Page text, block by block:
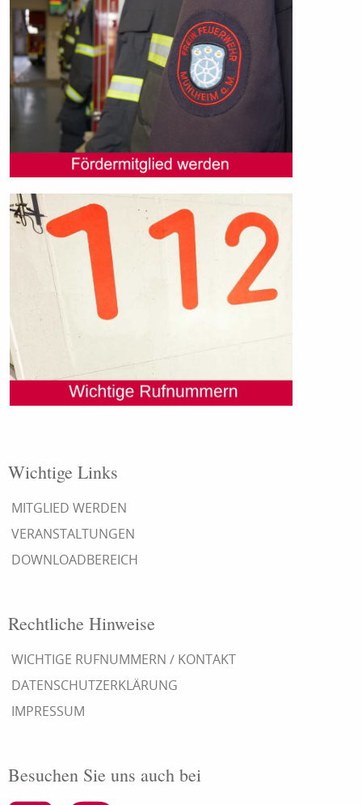
Wichtige Links
MITGLIED WERDEN
VERANSTALTUNGEN
DOWNLOADBEREICH
Rechtliche Hinweise
WICHTIGE RUFNUMMERN / KONTAKT
DATENSCHUTZERKLÄRUNG
IMPRESSUM
Besuchen Sie uns auch bei